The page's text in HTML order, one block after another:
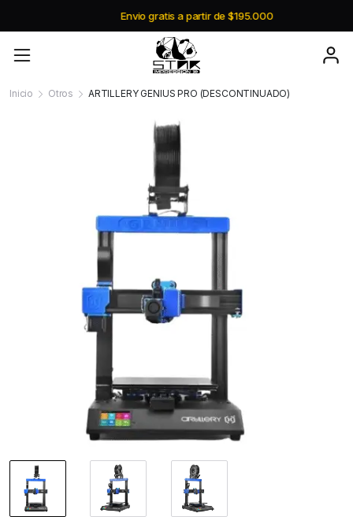
Envio gratis a partir de $195.000
Inicio Otros ARTILLERY GENIUS PRO (DESCONTINUADO)